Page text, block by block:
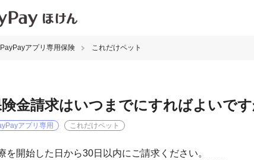
PayPayアプリ専用保険 これだけペット
金請求はいつまでにすればよいです
アプリ専用 これだけペット
を開始した日から30日以内にご請求ください。